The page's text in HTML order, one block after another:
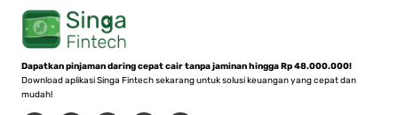
Dapatkan pinjaman daring cepat cair tanpa jaminan hingga Rp 48.000.000!
Download aplikasi Singa Fintech sekarang untuk solusi keuangan yang cepat dan
mudah!